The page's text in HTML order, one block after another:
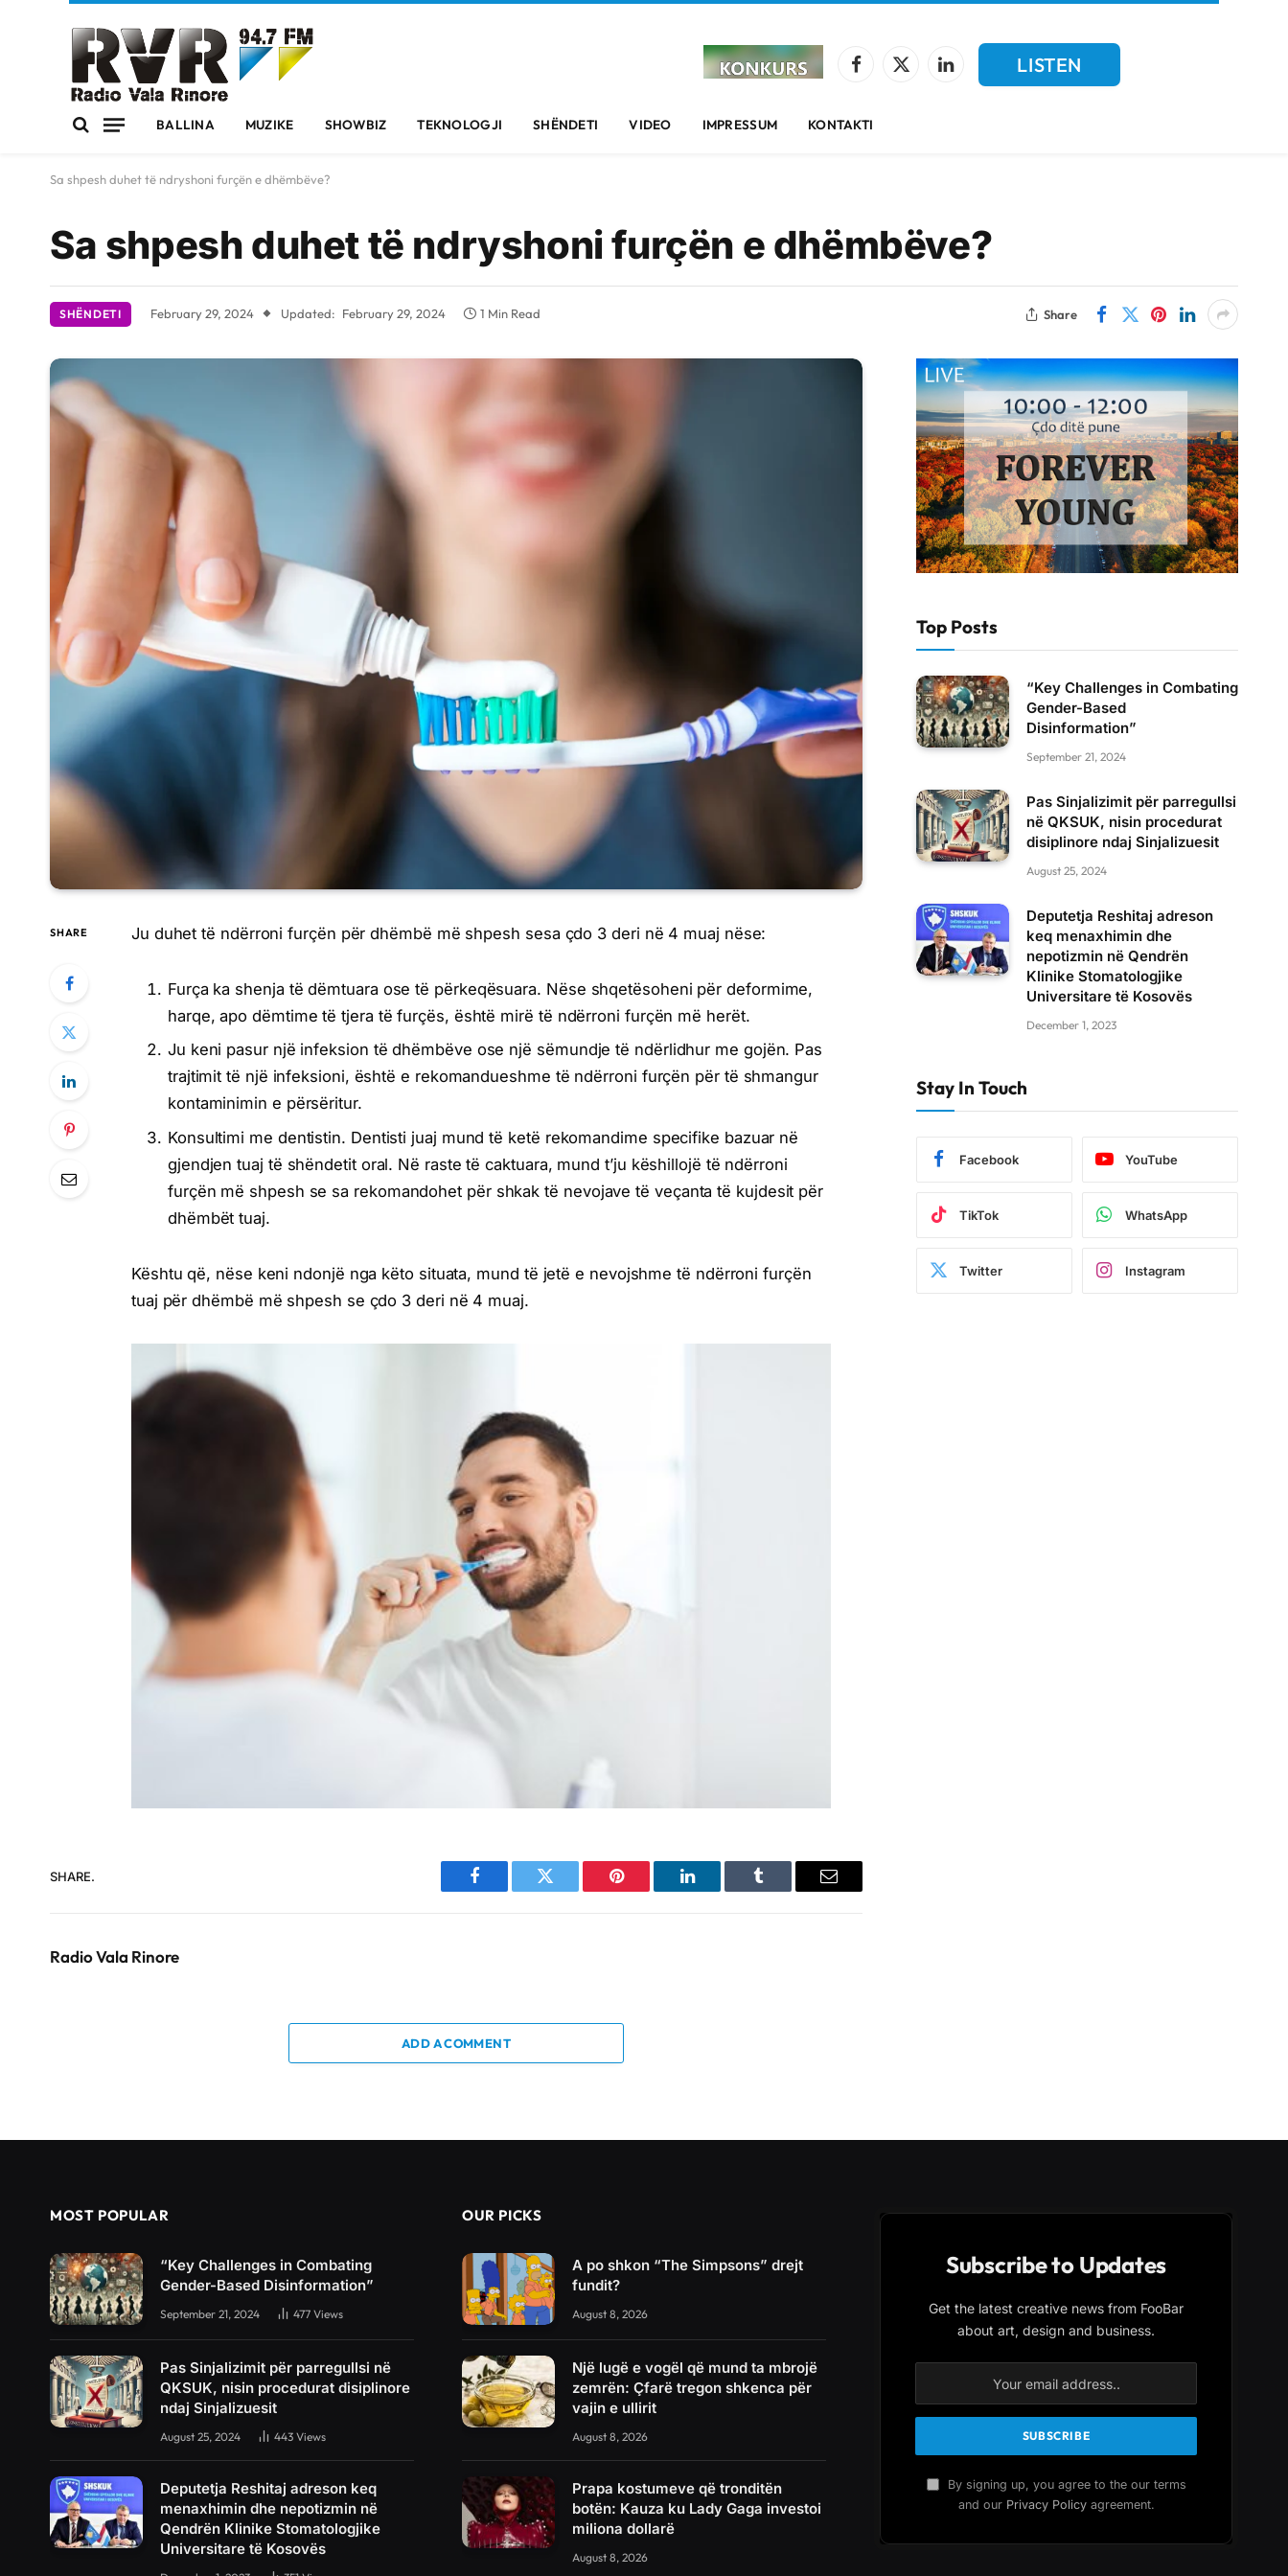
Facebook
X
LinkedIn
LISTEN
BALLINA MUZIKE SHOWBIZ TEKNOLOGJI SHËNDETI VIDEO IMPRESSUM KONTAKTI
Sa shpesh duhet të ndryshoni furçën e dhëmbëve?
Sa shpesh duhet të ndryshoni furçën e dhëmbëve?
SHËNDETI February 29, 2024 Updated: February 29, 2024 1 Min Read Share
SHARE Ju duhet të ndërroni furçën për dhëmbë më shpesh sesa çdo 3 deri në 4 muaj nëse:
Furça ka shenja të dëmtuara ose të përkeqësuara. Nëse shqetësoheni për deformime,
harqe, apo dëmtime të tjera të furçës, është mirë të ndërroni furçën më herët.
Ju keni pasur një infeksion të dhëmbëve ose një sëmundje të ndërlidhur me gojën. Pas
trajtimit të një infeksioni, është e rekomandueshme të ndërroni furçën për të shmangur
kontaminimin e përsëritur.
Konsultimi me dentistin. Dentisti juaj mund të ketë rekomandime specifike bazuar në
gjendjen tuaj të shëndetit oral. Në raste të caktuara, mund t’ju këshillojë të ndërroni
furçën më shpesh se sa rekomandohet për shkak të nevojave të veçanta të kujdesit për
dhëmbët tuaj.
Kështu që, nëse keni ndonjë nga këto situata, mund të jetë e nevojshme të ndërroni furçën
tuaj për dhëmbë më shpesh se çdo 3 deri në 4 muaj.
SHARE.
Facebook Twitter Pinterest LinkedIn Tumblr Email
Radio Vala Rinore
ADD A COMMENT
Top Posts
“Key Challenges in Combating
Gender-Based
Disinformation”
September 21, 2024
Pas Sinjalizimit për parregullsi
në QKSUK, nisin procedurat
disiplinore ndaj Sinjalizuesit
August 25, 2024
Deputetja Reshitaj adreson
keq menaxhimin dhe
nepotizmin në Qendrën
Klinike Stomatologjike
Universitare të Kosovës
December 1, 2023
Stay In Touch
Facebook YouTube
TikTok WhatsApp
Twitter Instagram
MOST POPULAR
“Key Challenges in Combating
Gender-Based Disinformation”
September 21, 2024 477 Views
Pas Sinjalizimit për parregullsi në
QKSUK, nisin procedurat disiplinore
ndaj Sinjalizuesit
August 25, 2024 443 Views
Deputetja Reshitaj adreson keq
menaxhimin dhe nepotizmin në
Qendrën Klinike Stomatologjike
Universitare të Kosovës
OUR PICKS
A po shkon “The Simpsons” drejt
fundit?
August 8, 2026
Një lugë e vogël që mund ta mbrojë
zemrën: Çfarë tregon shkenca për
vajin e ullirit
August 8, 2026
Prapa kostumeve që tronditën
botën: Kauza ku Lady Gaga investoi
miliona dollarë
August 8, 2026
Subscribe to Updates
Get the latest creative news from FooBar
about art, design and business.
By signing up, you agree to the our terms
and our Privacy Policyagreement.